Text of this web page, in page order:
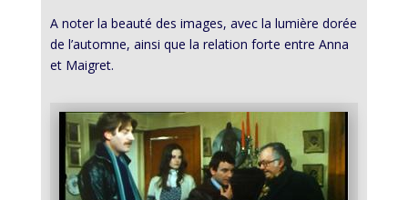
A noter la beauté des images, avec la lumière dorée
de l’automne, ainsi que la relation forte entre Anna
et Maigret.